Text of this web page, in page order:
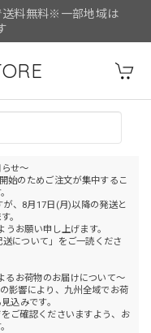
送料無料※一部地域は
せ～
始のためご注文が集中するこ
、8月17日(月)以降の発送と
。
お願い申し上げます。
について」をご一読くださ
るお荷物のお届けについて～
影響により、九州全域でお荷
込みです。
ご確認くださいますよう、お